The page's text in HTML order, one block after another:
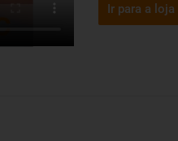
Ir para a